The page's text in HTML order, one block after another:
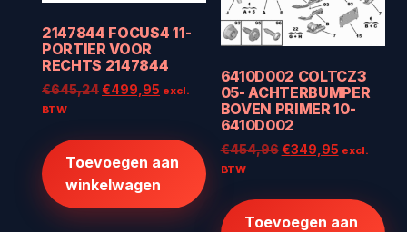
2147844 FOCUS4 11-
PORTIER VOOR
RECHTS 2147844
€645,24Oorspronkelijke
€499,95 Huidige
€499,95.
excl.
BTW
Toevoegen aan
winkelwagen
6410D002 COLTCZ3
05- ACHTERBUMPER
BOVEN PRIMER 10-
6410D002
€454,96 Oorspronkelijke
€349,95Huidige
€349,95.
excl.
BTW
Toevoegen aan